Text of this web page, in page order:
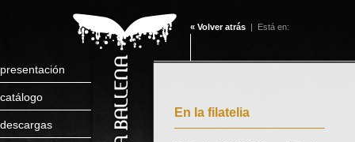
presentación
catálogo
descargas
« Volver atrás | Está en:
En la filatelia